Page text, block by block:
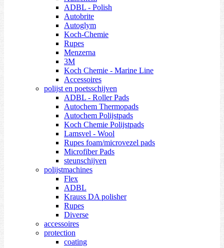
ADBL - Polish
Autobrite
Autoglym
Koch-Chemie
Rupes
Menzerna
3M
Koch Chemie - Marine Line
Accessoires
polijst en poetsschijven
ADBL - Roller Pads
Autochem Thermopads
Autochem Polijstpads
Koch Chemie Polijstpads
Lamsvel - Wool
Rupes foam/microvezel pads
Microfiber Pads
steunschijven
polijstmachines
Flex
ADBL
Krauss DA polisher
Rupes
Diverse
accessoires
protection
coating